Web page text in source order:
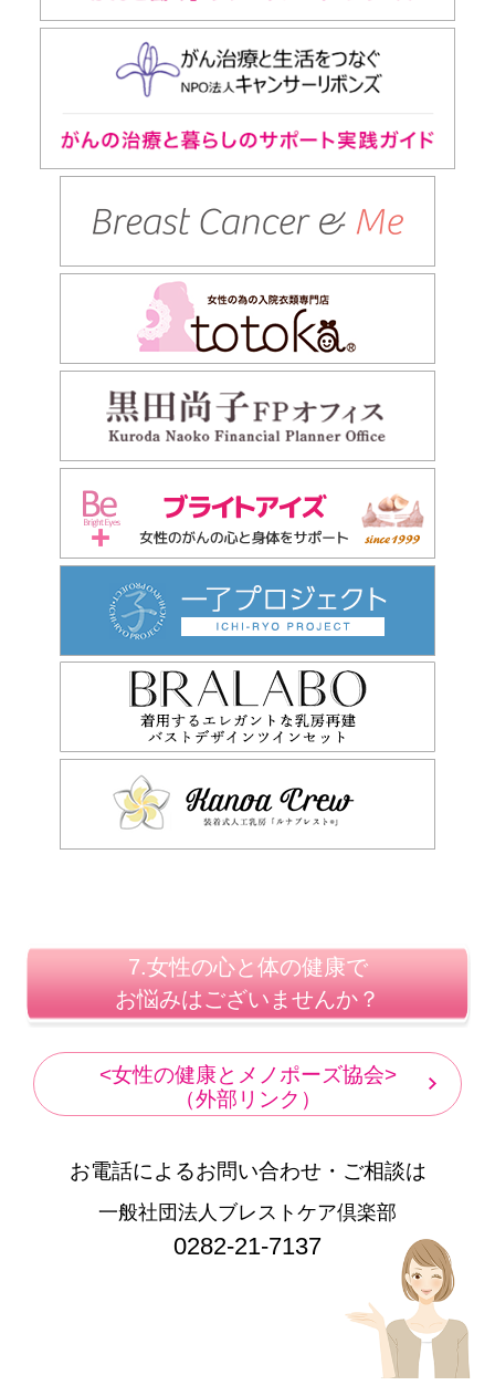
7.女性の心と体の健康で
お悩みはございませんか？
<女性の健康とメノポーズ協会>
（外部リンク）
お電話によるお問い合わせ・ご相談は
一般社団法人ブレストケア倶楽部
0282-21-7137